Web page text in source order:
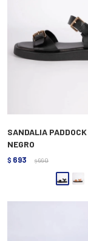
SANDALIA
NEGRO
$ 693 $ 990